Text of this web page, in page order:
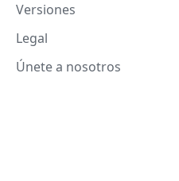
Versiones
Legal
Únete a nosotros